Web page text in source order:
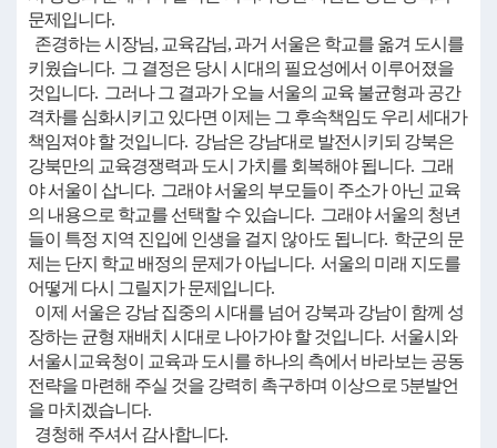
문제입니다.
존경하는 시장님, 교육감님, 과거 서울은 학교를 옮겨 도시를
키웠습니다. 그 결정은 당시 시대의 필요성에서 이루어졌을
것입니다. 그러나 그 결과가 오늘 서울의 교육 불균형과 공간
격차를 심화시키고 있다면 이제는 그 후속책임도 우리 세대가
책임져야 할 것입니다. 강남은 강남대로 발전시키되 강북은
강북만의 교육경쟁력과 도시 가치를 회복해야 됩니다. 그래
야 서울이 삽니다. 그래야 서울의 부모들이 주소가 아닌 교육
의 내용으로 학교를 선택할 수 있습니다. 그래야 서울의 청년
들이 특정 지역 진입에 인생을 걸지 않아도 됩니다. 학군의 문
제는 단지 학교 배정의 문제가 아닙니다. 서울의 미래 지도를
어떻게 다시 그릴지가 문제입니다.
이제 서울은 강남 집중의 시대를 넘어 강북과 강남이 함께 성
장하는 균형 재배치 시대로 나아가야 할 것입니다. 서울시와
서울시교육청이 교육과 도시를 하나의 측에서 바라보는 공동
전략을 마련해 주실 것을 강력히 촉구하며 이상으로 5분발언
을 마치겠습니다.
경청해 주셔서 감사합니다.